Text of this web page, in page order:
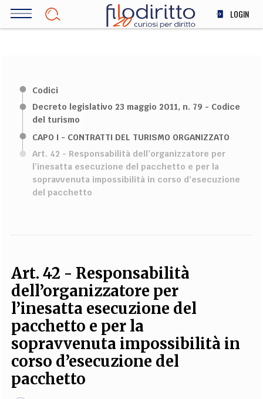
Salta
LOGIN
SCIENZA
INNOVAZIONE
ALTRO
EXTRA
CODICI RUBRICHE LIBRI PROCEEDINGS PUBBLICITÀ
SOCIAL MEDIA
Codici
Decreto legislativo 23 maggio 2011, n. 79 - Codice
del turismo
CAPO I - CONTRATTI DEL TURISMO ORGANIZZATO
Art. 42 - Responsabilità dell’organizzatore per
l’inesatta esecuzione del pacchetto e per la
sopravvenuta impossibilità in corso d’esecuzione
del pacchetto
Art. 42 - Responsabilità
dell’organizzatore per
l’inesatta esecuzione del
pacchetto e per la
sopravvenuta impossibilità in
corso d’esecuzione del
pacchetto